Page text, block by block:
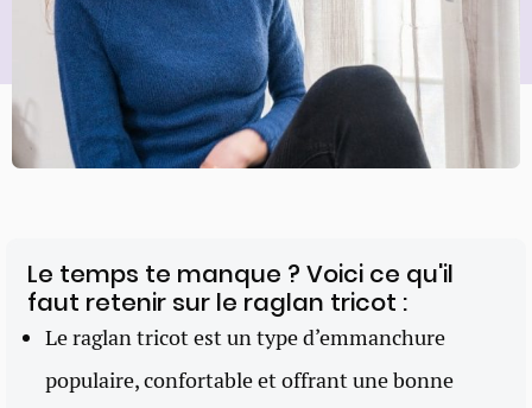
Le temps te manque ? Voici ce qu'il
faut retenir sur le raglan tricot :
Le raglan tricot est un type d’emmanchure
populaire, confortable et offrant une bonne